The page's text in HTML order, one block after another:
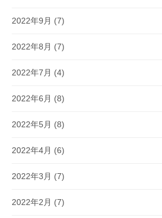
2022年9月 (7)
2022年8月 (7)
2022年7月 (4)
2022年6月 (8)
2022年5月 (8)
2022年4月 (6)
2022年3月 (7)
2022年2月 (7)